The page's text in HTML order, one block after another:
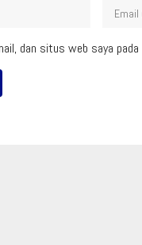
dan situs web saya